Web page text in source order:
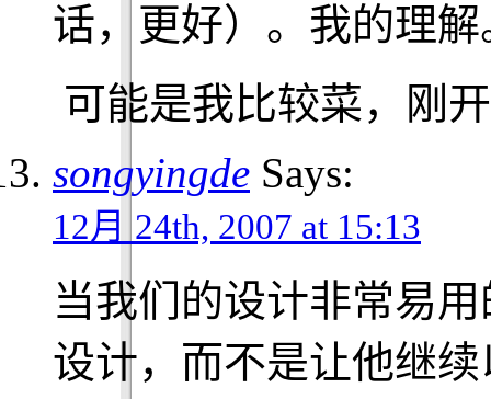
话，更好）。我的理解
可能是我比较菜，刚
songyingde Says:
12月 24th, 2007 at 15:13
当我们的设计非常易
设计，而不是让他继